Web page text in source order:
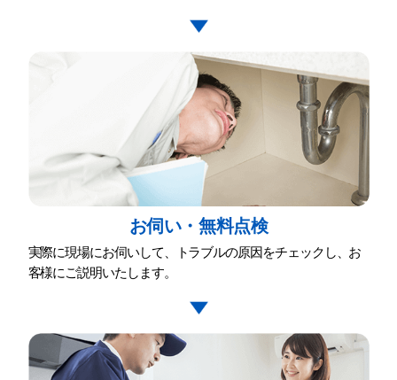
お伺い・無料点検
実際に現場にお伺いして、トラブルの原因をチェックし、お
客様にご説明いたします。